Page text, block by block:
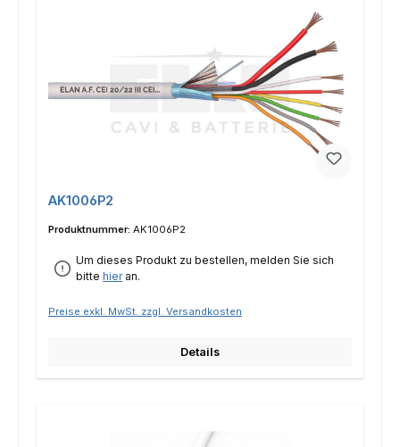
AK1006P2
Produktnummer: AK1006P2
Um dieses Produkt zu bestellen, melden Sie sich
bittehieran.
Preise exkl. MwSt. zzgl. Versandkosten
Details